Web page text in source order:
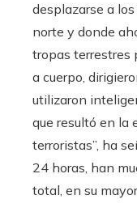
desplazarse a
norte y donde
tropas terrestres
a cuerpo,
utilizaron
que resultó en la
terroristas”, ha
24 horas, han
total, en su